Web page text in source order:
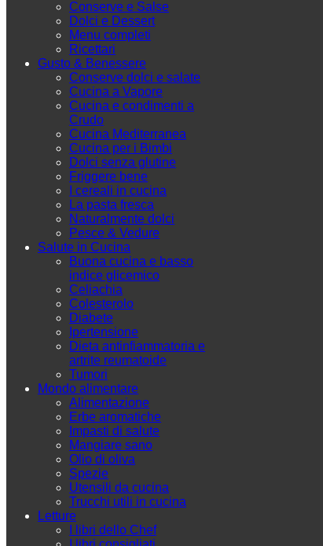
Conserve e Salse
Dolci e Dessert
Menu completi
Ricettari
Gusto & Benessere
Conserve dolci e salate
Cucina a Vapore
Cucina e condimenti a
Crudo
Cucina Mediterranea
Cucina per i Bimbi
Dolci senza glutine
Friggere bene
I cereali in cucina
La pasta fresca
Naturalmente dolci
Pesce & Vedure
Salute in Cucina
Buona cucina e basso
indice glicemico
Celiachia
Colesterolo
Diabete
Ipertensione
Dieta antinfiammatoria e
artrite reumatoide
Tumori
Mondo alimentare
Alimentazione
Erbe aromatiche
Impasti di salute
Mangiare sano
Olio di oliva
Spezie
Utensili da cucina
Trucchi utili in cucina
Letture
I libri dello Chef